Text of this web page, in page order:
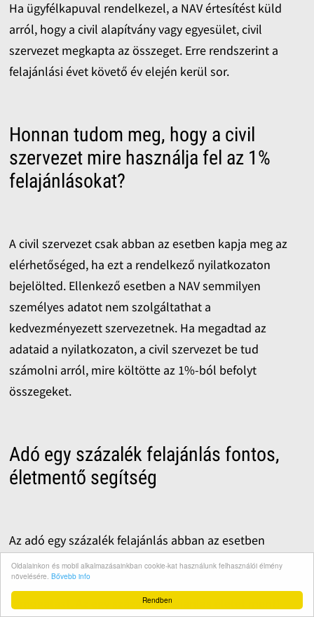
Rendben
Oldalainkon és mobil alkalmazásainkban cookie-kat használunk felhasználói élmény
növelésére. Bővebb info
Ha ügyfélkapuval rendelkezel, a NAV értesítést küld
arról, hogy a civil alapítvány vagy egyesület, civil
szervezet megkapta az összeget. Erre rendszerint a
felajánlási évet követő év elején kerül sor.
Honnan tudom meg, hogy a civil
szervezet mire használja fel az 1%
felajánlásokat?
A civil szervezet csak abban az esetben kapja meg az
elérhetőséged, ha ezt a rendelkező nyilatkozaton
bejelölted. Ellenkező esetben a NAV semmilyen
személyes adatot nem szolgáltathat a
kedvezményezett szervezetnek. Ha megadtad az
adataid a nyilatkozaton, a civil szervezet be tud
számolni arról, mire költötte az 1%-ból befolyt
összegeket.
Adó egy százalék felajánlás fontos,
életmentő segítség
Az adó egy százalék felajánlás abban az esetben
életmentő, ha a civil szervezet nem kap sem állami
támogatást, sem működését segítő normatív
támogatást. Az egy százalék felajánlás életet ment!